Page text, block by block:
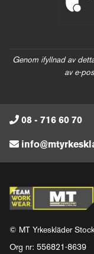
Genom ifyllnad av
av e-
08 - 716 60 70
© MT Yrkeskläder
Org nr: 556821-8639